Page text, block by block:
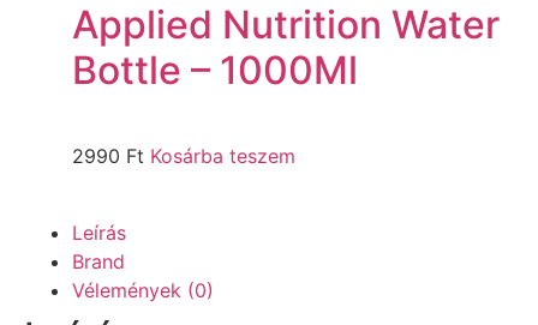
Applied Nutrition Water
Bottle – 1000Ml
2990 Ft Kosárba teszem
Leírás
Brand
Vélemények (0)